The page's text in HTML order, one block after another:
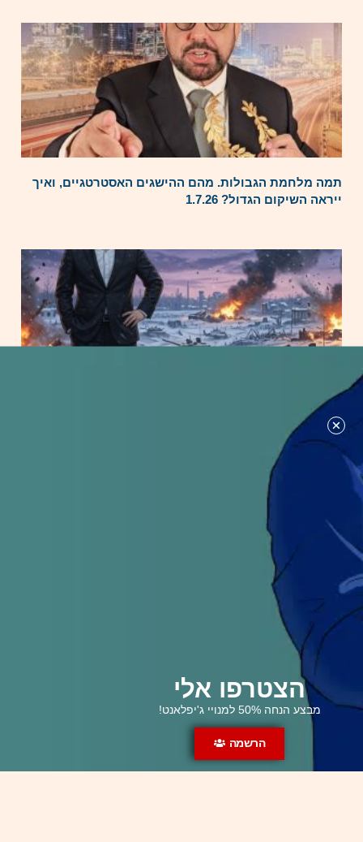
תמה מלחמת הגבולות. מהם ההישגים האסטרטגיים, ואיך
ייראה השיקום הגדול? 1.7.26
מה מצב המלחמה בין רוסיה לאוקראינה?
הצטרפו אלי
מבצע הנחה 50% למנויי ג'יפלאנט!
הרשמה